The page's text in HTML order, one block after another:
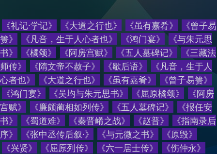
《礼记·学记》 《大道之行也》 《虽有嘉肴》
《曾子易
箦》
《凡音，生于人心者也》 《鸿门宴》
《与朱元思
书》
《橘颂》 《阿房宫赋》 《五人墓碑记》
《三藏法
师传》
《隋文帝不赦子》 《歇后语》 《凡音，生于人
心者也》 《大道之行也》 《虽有嘉肴》 《曾子易箦》
《鸿门宴》 《吴均与朱元思书》 《屈原橘颂》 《阿房
宫赋》 《廉颇蔺相如列传》 《五人墓碑记》 《报任安
书》 《蜀道难》 《秦晋崤之战》 《赵普》 《指南录后
序》 《张中丞传后叙·》 《与元微之书》 《原毁》
《兴贤》 《屈原列传》 《六一居士传》 《伤仲永》